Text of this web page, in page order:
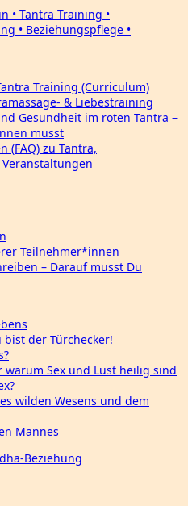
Training (Curriculum)
& Liebestraining
Gesundheit im roten Tantra –
musst
(FAQ) zu Tantra,
Teilnehmer*innen
– Darauf musst Du
bist der Türchecker!
warum Sex und Lust heilig sind
wilden Wesens und dem
Mannes
Beziehung